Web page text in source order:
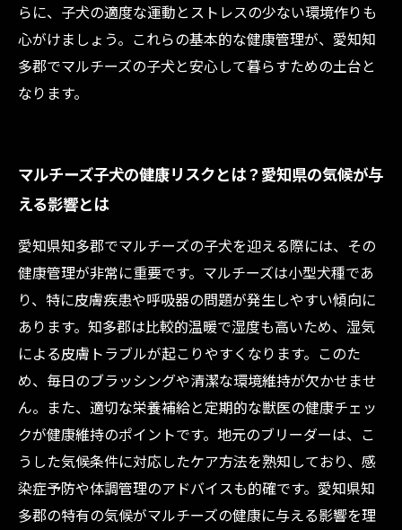
らに、子犬の適度な運動とストレスの少ない環境作りも
心がけましょう。これらの基本的な健康管理が、愛知知
多郡でマルチーズの子犬と安心して暮らすための土台と
なります。
マルチーズ子犬の健康リスクとは？愛知県の気候が与
える影響とは
愛知県知多郡でマルチーズの子犬を迎える際には、その
健康管理が非常に重要です。マルチーズは小型犬種であ
り、特に皮膚疾患や呼吸器の問題が発生しやすい傾向に
あります。知多郡は比較的温暖で湿度も高いため、湿気
による皮膚トラブルが起こりやすくなります。このた
め、毎日のブラッシングや清潔な環境維持が欠かせませ
ん。また、適切な栄養補給と定期的な獣医の健康チェッ
クが健康維持のポイントです。地元のブリーダーは、こ
うした気候条件に対応したケア方法を熟知しており、感
染症予防や体調管理のアドバイスも的確です。愛知県知
多郡の特有の気候がマルチーズの健康に与える影響を理